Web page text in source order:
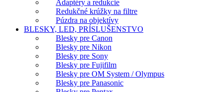
Adaptéry a redukcie
Redukčné krúžky na filtre
Púzdra na objektívy
BLESKY, LED, PRÍSLUŠENSTVO
Blesky pre Canon
Blesky pre Nikon
Blesky pre Sony
Blesky pre Fujifilm
Blesky pre OM System / Olympus
Blesky pre Panasonic